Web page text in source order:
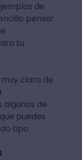
de
pensar
tu
clara de
de
puedes
tipo.